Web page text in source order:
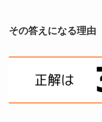
その答えになる理由